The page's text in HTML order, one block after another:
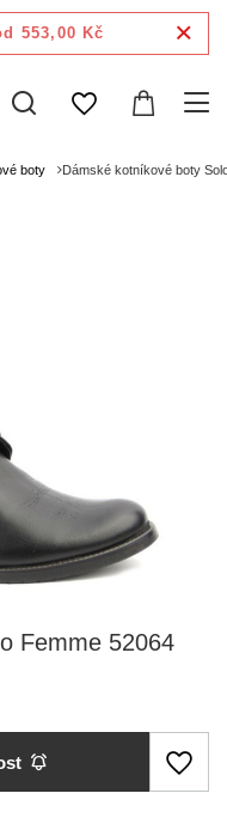
553,00 Kč
boty Dámské kotníkové boty
Femme 52064